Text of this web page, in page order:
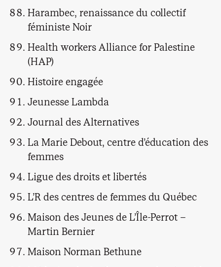
Harambec, renaissance du collectif
féministe Noir
Health workers Alliance for Palestine
(HAP)
Histoire engagée
Jeunesse Lambda
Journal des Alternatives
La Marie Debout, centre d’éducation des
femmes
Ligue des droits et libertés
L’R des centres de femmes du Québec
Maison des Jeunes de L’Île-Perrot –
Martin Bernier
Maison Norman Bethune